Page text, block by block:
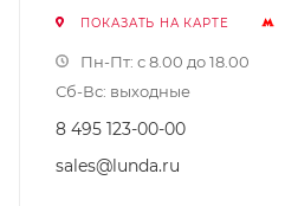
ПОКАЗАТЬ НА КАРТЕ
Пн-Пт: с 8.00 до 18.00
Сб-Вс: выходные
8 495 123-00-00
sales@lunda.ru